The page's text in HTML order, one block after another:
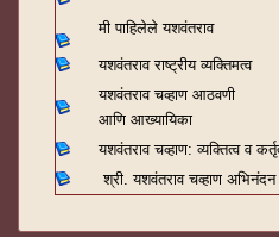
मी पाहिलेले यशवंतराव
यशवंतराव राष्ट्रीय व्यक्तिमत्व
यशवंतराव चव्हाण आठवणी
आणि आख्यायिका
यशवंतराव चव्हाण: व्यक्तित्व व
श्री. यशवंतराव चव्हाण